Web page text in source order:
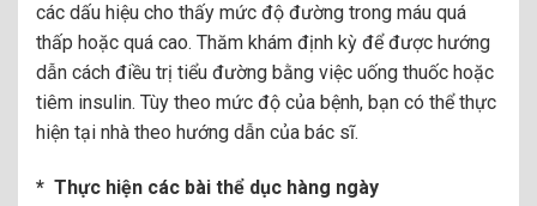
các dấu hiệu cho thấy mức độ đường trong máu quá
thấp hoặc quá cao. Thăm khám định kỳ để được hướng
dẫn cách điều trị tiểu đường bằng việc uống thuốc hoặc
tiêm insulin. Tùy theo mức độ của bệnh, bạn có thể thực
hiện tại nhà theo hướng dẫn của bác sĩ.
* Thực hiện các bài thể dục hàng ngày